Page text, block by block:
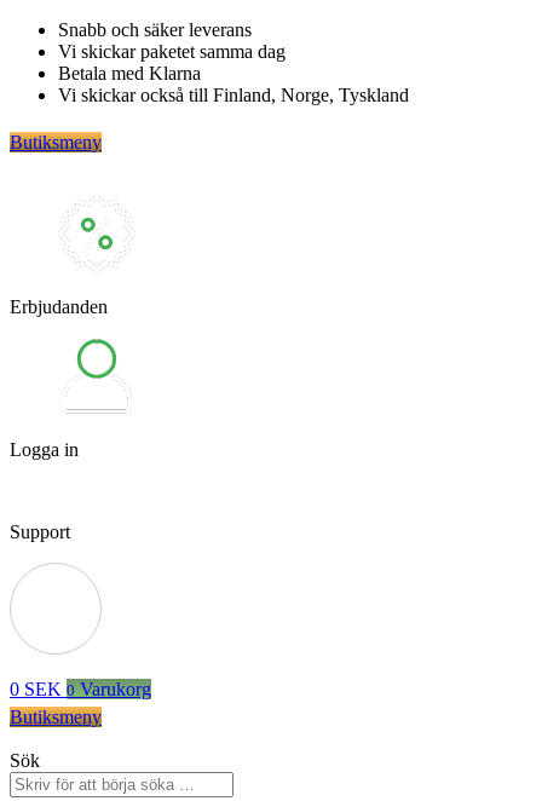
Hoppa
innehåll
Snabb och säker leverans
Vi skickar paketet samma dag
Betala med Klarna
Vi skickar också till Finland, Norge, Tyskland
Butiksmeny
Erbjudanden
Logga in
Support
0 SEK 0 Varukorg
Butiksmeny
Sök